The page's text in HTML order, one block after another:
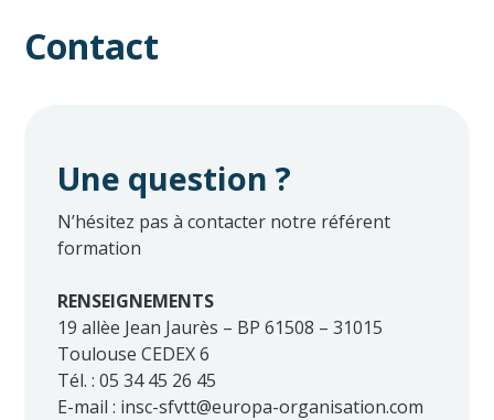
Contact
Une question ?
N’hésitez pas à contacter notre référent
formation
RENSEIGNEMENTS
19 allèe Jean Jaurès – BP 61508 – 31015
Toulouse CEDEX 6
Tél. : 05 34 45 26 45
E-mail : insc-sfvtt@europa-organisation.com